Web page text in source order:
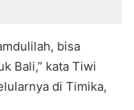
bisa
Bali,” kata Tiwi
di Timika,